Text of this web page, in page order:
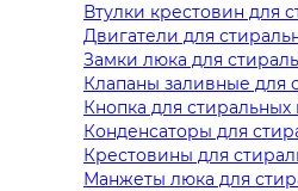
Втулки крестовин для
Двигатели для
Замки люка для
Клапаны заливные для
Кнопка для
Конденсаторы для
Крестовины для
Манжеты люка для